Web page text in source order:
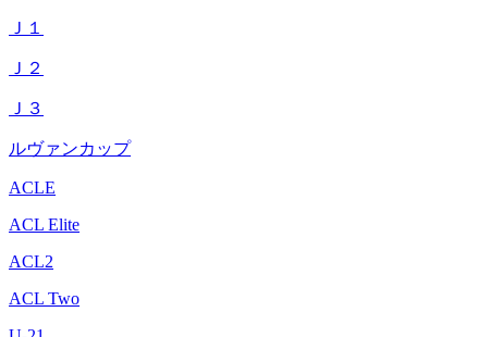
Ｊ１
Ｊ２
Ｊ３
ルヴァンカップ
ACLE
ACL Elite
ACL2
ACL Two